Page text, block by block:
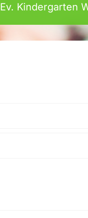
Ev. Kindergarten